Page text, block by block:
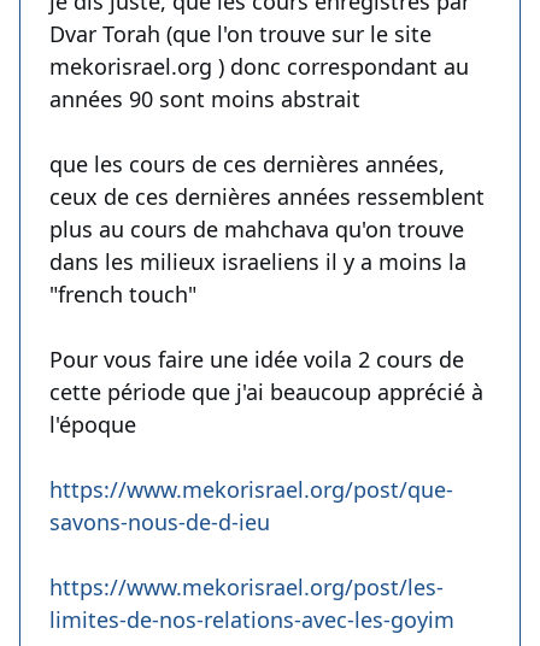
Dvar Torah (que l'on trouve sur le site
mekorisrael.org ) donc correspondant au
années 90 sont moins abstrait
que les cours de ces dernières années,
ceux de ces dernières années ressemblent
plus au cours de mahchava qu'on trouve
dans les milieux israeliens il y a moins la
"french touch"
Pour vous faire une idée voila 2 cours de
cette période que j'ai beaucoup apprécié à
l'époque
https://www.mekorisrael.org/post/que-
savons-nous-de-d-ieu
https://www.mekorisrael.org/post/les-
limites-de-nos-relations-avec-les-goyim